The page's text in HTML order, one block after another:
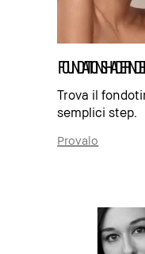
foundation shade
Trova il
semplici step.
Provalo